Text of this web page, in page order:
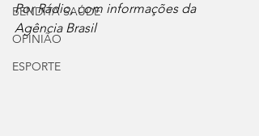
BENDITA SAÚDE
OPINIÃO
ESPORTE
Por Rádio, com informações da
Agência Brasil